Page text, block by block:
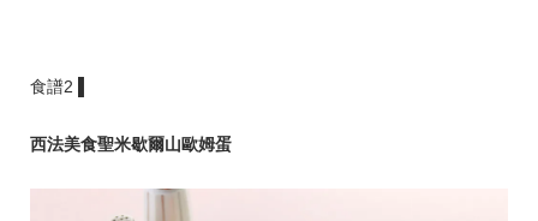
食譜2 ▌
西法美食聖米歇爾山歐姆蛋